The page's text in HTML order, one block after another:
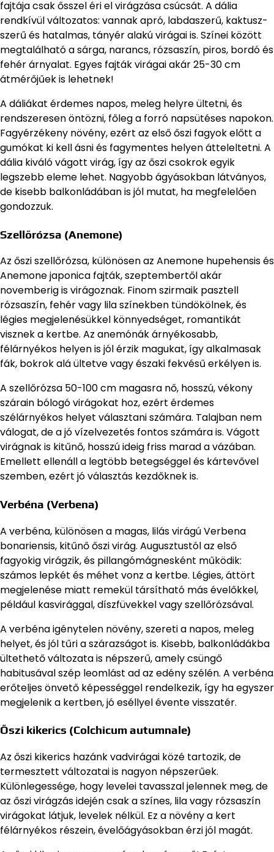
fajtája csak ősszel éri el virágzása csúcsát. A dália
rendkívül változatos: vannak apró, labdaszerű, kaktusz-
szerű és hatalmas, tányér alakú virágai is. Színei között
megtalálható a sárga, narancs, rózsaszín, piros, bordó és
fehér árnyalat. Egyes fajták virágai akár 25-30 cm
átmérőjűek is lehetnek!
A dáliákat érdemes napos, meleg helyre ültetni, és
rendszeresen öntözni, főleg a forró napsütéses napokon.
Fagyérzékeny növény, ezért az első őszi fagyok előtt a
gumókat ki kell ásni és fagymentes helyen átteleltetni. A
dália kiváló vágott virág, így az őszi csokrok egyik
legszebb eleme lehet. Nagyobb ágyásokban látványos,
de kisebb balkonládában is jól mutat, ha megfelelően
gondozzuk.
Szellőrózsa (Anemone)
Az őszi szellőrózsa, különösen az Anemone hupehensis és
Anemone japonica fajták, szeptembertől akár
novemberig is virágoznak. Finom szirmaik pasztell
rózsaszín, fehér vagy lila színekben tündökölnek, és
légies megjelenésükkel könnyedséget, romantikát
visznek a kertbe. Az anemónák árnyékosabb,
félárnyékos helyen is jól érzik magukat, így alkalmasak
fák, bokrok alá ültetve vagy északi fekvésű erkélyen is.
A szellőrózsa 50-100 cm magasra nő, hosszú, vékony
szárain bólogó virágokat hoz, ezért érdemes
szélárnyékos helyet választani számára. Talajban nem
válogat, de a jó vízelvezetés fontos számára is. Vágott
virágnak is kitűnő, hosszú ideig friss marad a vázában.
Emellett ellenáll a legtöbb betegséggel és kártevővel
szemben, ezért jó választás kezdőknek is.
Verbéna (Verbena)
A verbéna, különösen a magas, lilás virágú Verbena
bonariensis, kitűnő őszi virág. Augusztustól az első
fagyokig virágzik, és pillangómágnesként működik:
számos lepkét és méhet vonz a kertbe. Légies, áttört
megjelenése miatt remekül társítható más évelőkkel,
például kasvirággal, díszfüvekkel vagy szellőrózsával.
A verbéna igénytelen növény, szereti a napos, meleg
helyet, és jól tűri a szárazságot is. Kisebb, balkonládákba
ültethető változata is népszerű, amely csüngő
habitusával szép leomlást ad az edény szélén. A verbéna
erőteljes önvető képességgel rendelkezik, így ha egyszer
megjelenik a kertben, jó eséllyel évente visszatér.
Őszi kikerics (Colchicum autumnale)
Az őszi kikerics hazánk vadvirágai közé tartozik, de
termesztett változatai is nagyon népszerűek.
Különlegessége, hogy levelei tavasszal jelennek meg, de
az őszi virágzás idején csak a színes, lila vagy rózsaszín
virágokat látjuk, levelek nélkül. Ez a növény a kert
félárnyékos részein, évelőágyásokban érzi jól magát.